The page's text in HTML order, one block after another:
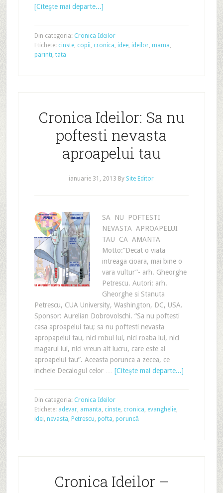
[Citeşte mai departe...]
Din categoria: Cronica Ideilor
Etichete: cinste, copii, cronica, idee, ideilor, mama,
parinti, tata
Cronica Ideilor: Sa nu
poftesti nevasta
aproapelui tau
ianuarie 31, 2013 By Site Editor
SA NU POFTESTI
NEVASTA APROAPELUI
TAU CA AMANTA
Motto:”Decat o viata
intreaga cioara, mai bine o
vara vultur”- arh. Gheorghe
Petrescu. Autori: arh.
Gheorghe si Stanuta
Petrescu, CUA University, Washington, DC, USA.
Sponsor: Aurelian Dobrovolschi. “Sa nu poftesti
casa aproapelui tau; sa nu poftesti nevasta
apropapelui tau, nici robul lui, nici roaba lui, nici
magarul lui, nici vreun alt lucru, care este al
aproapelui tau”. Aceasta porunca a zecea, ce
incheie Decalogul celor … [Citeşte mai departe...]
Din categoria: Cronica Ideilor
Etichete: adevar, amanta, cinste, cronica, evanghelie,
idei, nevasta, Petrescu, pofta, poruncă
Cronica Ideilor –